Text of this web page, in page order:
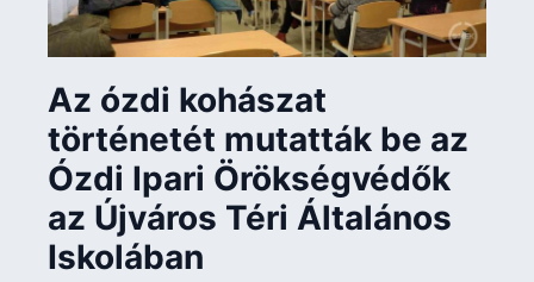
Az ózdi kohászat
történetét mutatták be az
Ózdi Ipari Örökségvédők
az Újváros Téri Általános
Iskolában